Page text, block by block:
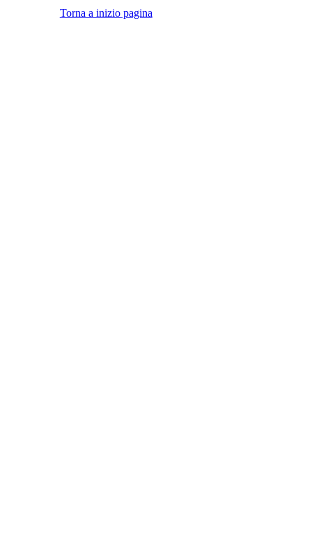
Torna a inizio pagina